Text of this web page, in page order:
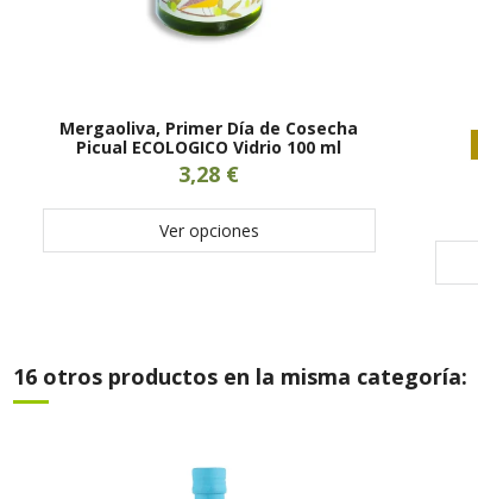
Mergaoliva, Primer Día de Cosecha
Picual ECOLOGICO Vidrio 100 ml
3,28 €
Ver opciones
16 otros productos en la misma categoría: